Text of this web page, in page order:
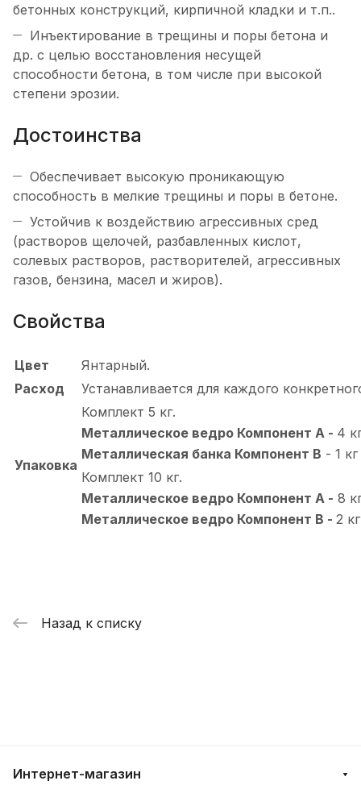
бетонных конструкций, кирпичной кладки и т.п..
Инъектирование в трещины и поры бетона и
др. с целью восстановления несущей
способности бетона, в том числе при высокой
степени эрозии.
Достоинства
Обеспечивает высокую проникающую
способность в мелкие трещины и поры в бетоне.
Устойчив к воздействию агрессивных сред
(растворов щелочей, разбавленных кислот,
солевых растворов, растворителей, агрессивных
газов, бензина, масел и жиров).
Свойства
Цвет
Янтарный.
Расход
Устанавливается для каждого
Упаковка
Комплект 5 кг.
Металлическое ведро Компонент А - 4
Металлическая банка Компонент В - 1 кг
Комплект 10 кг.
Металлическое ведро Компонент А - 8
Металлическое ведро Компонент В - 2 кг
Назад к списку
Интернет-магазин